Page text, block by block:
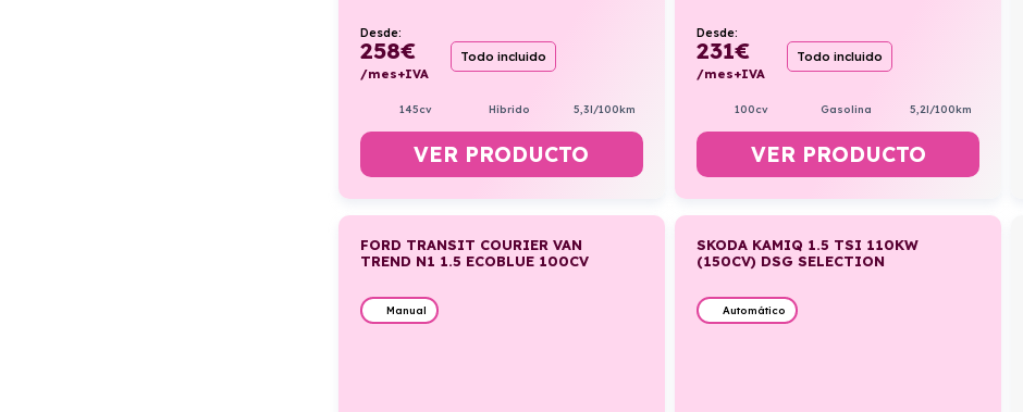
Desde:
258€
/mes+IVA
Todo incluido
145cv Híbrido 5,3l/100km
VER PRODUCTO
Desde:
231€
/mes+IVA
Todo incluido
100cv Gasolina 5,2l/100km
VER PRODUCTO
FORD TRANSIT COURIER VAN
TREND N1 1.5 ECOBLUE 100CV
Manual
SKODA KAMIQ 1.5 TSI 110KW
(150CV) DSG SELECTION
Automático